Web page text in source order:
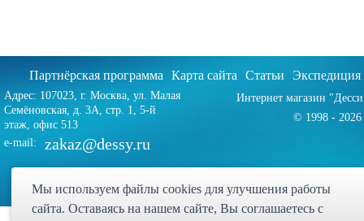
Мы используем файлы cookies для улучшения работы
сайта. Оставаясь на нашем сайте, Bы соглашаетесь с
Партнёрская программа Карта сайта Статьи Экспедиция
Адрес: 107023, г. Москва, ул. Малая
Семёновская, д. 3А, стр. 1, 5-й
этаж, офис 513
e-mail:
zakaz@dessy.ru
Интернет магазин
© 1998 - 2026